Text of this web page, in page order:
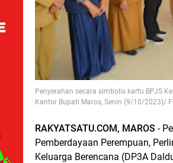
Penyerahan secara simbolis kartu BPJS
Kantor Bupati Maros, Senin (9/10/2023)/
RAKYATSATU.COM, MAROS -
Pemberdayaan Perempuan,
Keluarga Berencana (DP3A